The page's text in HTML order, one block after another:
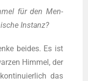
für den Men­
Instanz?
bei­des. Es ist
Him­mel, der
das